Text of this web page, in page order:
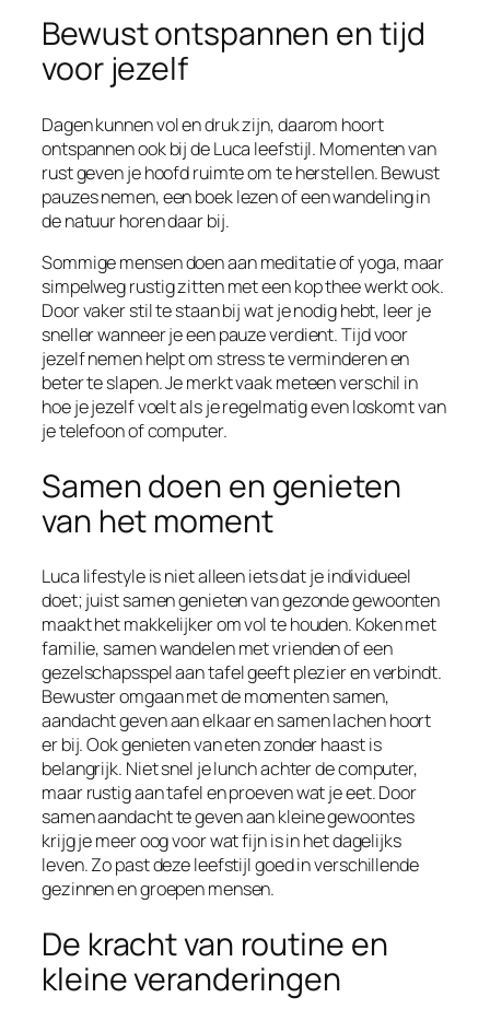
Bewust ontspannen en tijd
voor jezelf
Dagen kunnen vol en druk zijn, daarom hoort
ontspannen ook bij de Luca leefstijl. Momenten van
rust geven je hoofd ruimte om te herstellen. Bewust
pauzes nemen, een boek lezen of een wandeling in
de natuur horen daar bij.
Sommige mensen doen aan meditatie of yoga, maar
simpelweg rustig zitten met een kop thee werkt ook.
Door vaker stil te staan bij wat je nodig hebt, leer je
sneller wanneer je een pauze verdient. Tijd voor
jezelf nemen helpt om stress te verminderen en
beter te slapen. Je merkt vaak meteen verschil in
hoe je jezelf voelt als je regelmatig even loskomt van
je telefoon of computer.
Samen doen en genieten
van het moment
Luca lifestyle is niet alleen iets dat je individueel
doet; juist samen genieten van gezonde gewoonten
maakt het makkelijker om vol te houden. Koken met
familie, samen wandelen met vrienden of een
gezelschapsspel aan tafel geeft plezier en verbindt.
Bewuster omgaan met de momenten samen,
aandacht geven aan elkaar en samen lachen hoort
er bij. Ook genieten van eten zonder haast is
belangrijk. Niet snel je lunch achter de computer,
maar rustig aan tafel en proeven wat je eet. Door
samen aandacht te geven aan kleine gewoontes
krijg je meer oog voor wat fijn is in het dagelijks
leven. Zo past deze leefstijl goed in verschillende
gezinnen en groepen mensen.
De kracht van routine en
kleine veranderingen